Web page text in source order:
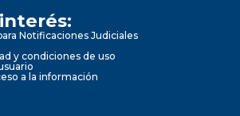
Notificaciones Judiciales
y condiciones de uso
a la información